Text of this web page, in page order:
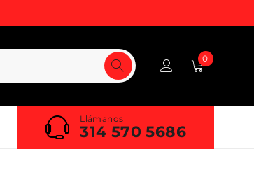
0
Llámanos
314 570 5686